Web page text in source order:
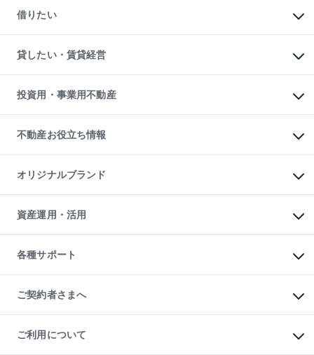
中古一戸建ての購入
不動産購入の流れ
注目キーワード物件特集
購入ガイド
English 繁体中文簡体中文
一戸建ての売却・査定
土地の売却・査定
スピードAI査定
不動産査定について
不動産売却の流れ
不動産買換えの流れ
売却ガイド
借りたい
オフィス・店舗の賃貸
借りるときの流れ
借りるガイド
貸したい・賃貸経営
マンション賃料データ
賃貸管理プラン
リロケーションについて
貸すガイド
投資用・事業用不動産
事業用不動産
マンション投資
投資用マンション
アパート経営
収益物件
ビル購入（ビル一棟）
投資用不動産の売却査定
事業用不動産の売却査定
不動産お役立ち情報
マンションライブラリー
人気マンションランキング
暮らしに役立つ不動産メディア
不動産相場・不動産価格情報
不動産コラム・ニュース
不動産用語集
不動産なんでもネット相談室
住まいの税金
オリジナルブランド
一棟リノベーションマンション
L`GENTE（ルジェンテ）
区分リノベーションマンション
投資用一棟レジデンスWELL
不動産小口投資
LEGACIA（レガシア）
資産運用・活用
不動産M&A
アセットマネジメント・出資
各種サポート
相続サポート
リフォームサポート
ご契約者さまへ
ご紹介・再契約特典
入居者様専用-各種ご案内（賃貸）
ご利用について